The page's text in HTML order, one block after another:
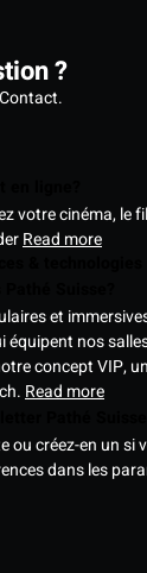
?
votre cinéma, le
Read more
et
nos
concept VIP,
Read more
créez-en un si
dans les